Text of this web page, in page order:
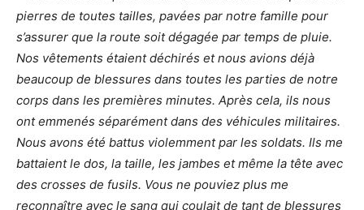
pierres de toutes tailles, pavées par notre famille pour
s’assurer que la route soit dégagée par temps de pluie.
Nos vêtements étaient déchirés et nous avions déjà
beaucoup de blessures dans toutes les parties de notre
corps dans les premières minutes. Après cela, ils nous
ont emmenés séparément dans des véhicules militaires.
Nous avons été battus violemment par les soldats. Ils me
battaient le dos, la taille, les jambes et même la tête avec
des crosses de fusils. Vous ne pouviez plus me
reconnaître avec le sang qui coulait de tant de blessures